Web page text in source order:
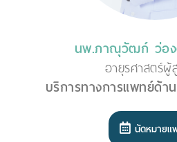
นพ.ภาณุวัฒก์ ว่อง
อายุรศาสตร์ผู้
บริการทางการแพทย์ด้า
นัดหมายแ